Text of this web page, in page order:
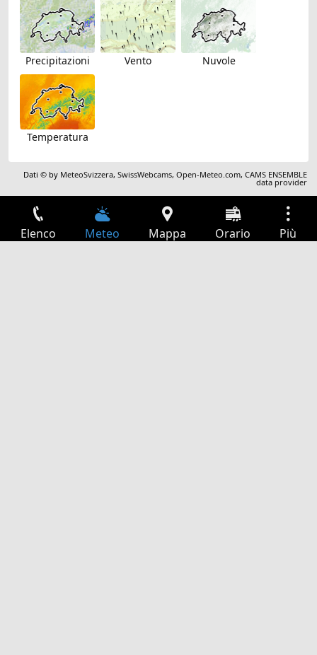
Precipitazioni Vento Nuvole
Temperatura
Dati © by MeteoSvizzera,SwissWebcams,Open-Meteo.com,CAMS ENSEMBLE
data provider
Elenco Meteo Mappa Orario Più